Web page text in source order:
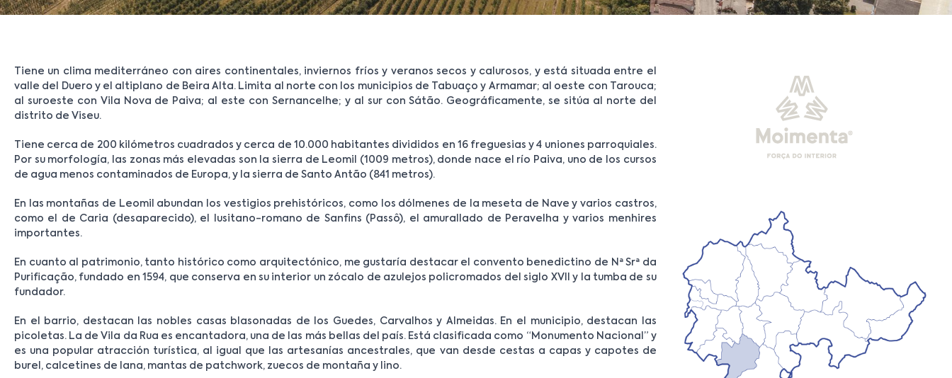
Tiene un clima mediterráneo con aires continentales, inviernos fríos y veranos secos y calurosos, y está situada entre el
valle del Duero y el altiplano de Beira Alta. Limita al norte con los municipios de Tabuaço y Armamar; al oeste con Tarouca;
al suroeste con Vila Nova de Paiva; al este con Sernancelhe; y al sur con Sátão. Geográficamente, se sitúa al norte del
distrito de Viseu.
Tiene cerca de 200 kilómetros cuadrados y cerca de 10.000 habitantes divididos en 16 freguesias y 4 uniones parroquiales.
Por su morfología, las zonas más elevadas son la sierra de Leomil (1009 metros), donde nace el río Paiva, uno de los cursos
de agua menos contaminados de Europa, y la sierra de Santo Antão (841 metros).
En las montañas de Leomil abundan los vestigios prehistóricos, como los dólmenes de la meseta de Nave y varios castros,
como el de Caria (desaparecido), el lusitano-romano de Sanfins (Passô), el amurallado de Peravelha y varios menhires
importantes.
En cuanto al patrimonio, tanto histórico como arquitectónico, me gustaría destacar el convento benedictino de Nª Srª da
Purificação, fundado en 1594, que conserva en su interior un zócalo de azulejos policromados del siglo XVII y la tumba de su
fundador.
En el barrio, destacan las nobles casas blasonadas de los Guedes, Carvalhos y Almeidas. En el municipio, destacan las
picoletas. La de Vila da Rua es encantadora, una de las más bellas del país. Está clasificada como “Monumento Nacional” y
es una popular atracción turística, al igual que las artesanías ancestrales, que van desde cestas a capas y capotes de
burel, calcetines de lana, mantas de patchwork, zuecos de montaña y lino.